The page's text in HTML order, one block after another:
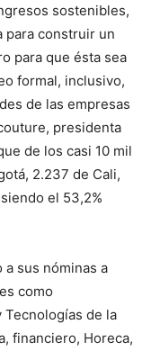
sostenibles,
para construir un
para que ésta sea
formal, inclusivo,
de las empresas
presidenta
de los casi 10 mil
2.237 de Cali,
el 53,2%
a sus nóminas a
como
Tecnologías de la
financiero, Horeca,